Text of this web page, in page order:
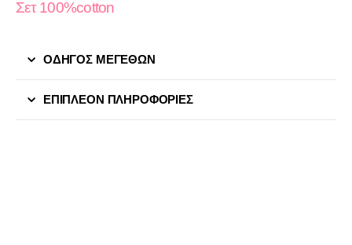
Σετ 100%cotton
ΟΔΗΓΟΣ ΜΕΓΕΘΩΝ
ΕΠΙΠΛΈΟΝ ΠΛΗΡΟΦΟΡΊΕΣ